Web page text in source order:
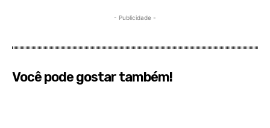
- Publicidade -
Você pode gostar também!